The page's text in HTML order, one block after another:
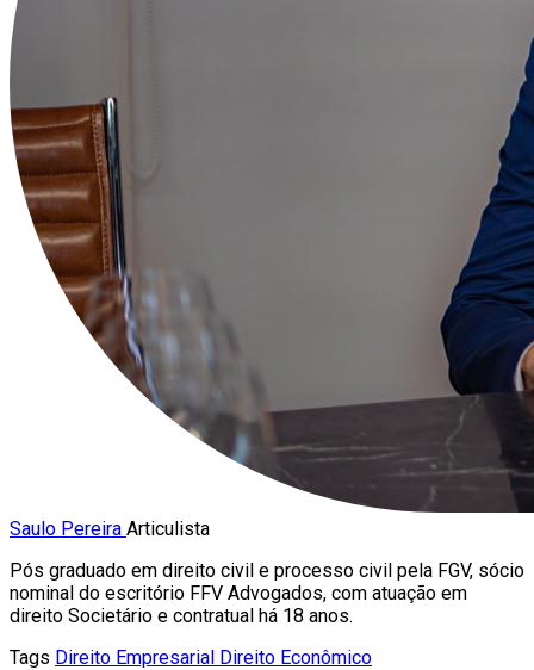
Saulo Pereira Articulista
Pós graduado em direito civil e processo civil pela FGV, sócio
nominal do escritório FFV Advogados, com atuação em
direito Societário e contratual há 18 anos.
Tags Direito Empresarial Direito Econômico